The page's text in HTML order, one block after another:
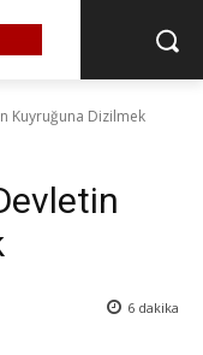
Kuyruğuna Dizilmek
6 dakika